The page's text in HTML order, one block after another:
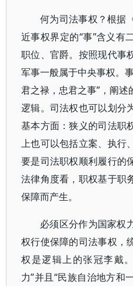
何为司法事权？根据
近事权界定的“事”含义有
职位、官爵。按照现代事
军事一般属于中央事权。
君之禄，忠君之事”，阐
逻辑。司法权也可以划分
基本方面：狭义的司法职
上也可以包括立案、执行
要是司法职权顺利履行的
法律角度看，职权基于职
保障而产生。
必须区分作为国家权
权行使保障的司法事权，
权是逻辑上的张冠李戴
力”并且“民族自治地方和